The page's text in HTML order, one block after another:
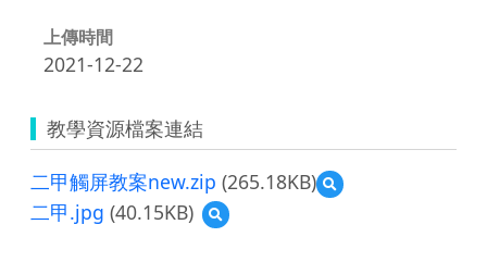
上傳時間
2021-12-22
教學資源檔案連結
二甲觸屏教案new.zip (265.18KB)
預
覽
二甲.jpg (40.15KB)
預
覽